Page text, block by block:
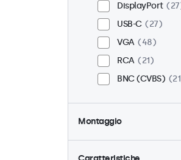
DisplayPort
27
USB-C
27
VGA
48
RCA
21
BNC (CVBS)
21
Montaggio
Scrivania
40
Parete